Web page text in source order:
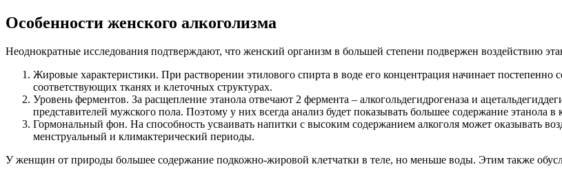
Особенности женского алкоголизма
Неоднократные исследования подтверждают, что женский организм в большей степени подвержен воздействию
Жировые характеристики. При растворении этилового спирта в воде его концентрация начинает постепенно
соответствующих тканях и клеточных структурах.
Уровень ферментов. За расщепление этанола отвечают 2 фермента – алкогольдегидрогеназа и
представителей мужского пола. Поэтому у них всегда анализ будет показывать большее содержание этанола
Гормональный фон. На способность усваивать напитки с высоким содержанием алкоголя может оказывать
менструальный и климактерический периоды.
У женщин от природы большее содержание подкожно-жировой клетчатки в теле, но меньше воды. Этим также